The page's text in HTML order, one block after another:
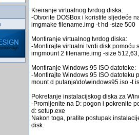
Kreiranje virtualnog tvrdog diska:
-Otvorite DOSBox i koristite sljedeće
imgmake filename.img -t hd -size 500
Montiranje virtualnog tvrdog diska:
-Montirajte virtualni tvrdi disk pomoću
imgmount 2 filename.img -size
Montiranje Windows 95 ISO datoteke:
-Montirajte Windows 95 ISO datoteku
mount d putanja\do\windows95.iso -t
Pokretanje instalacijskog diska za
-Promijenite na D: pogon i pokrenite
d: setup.exe
Nakon toga, pratite postupak
disk.